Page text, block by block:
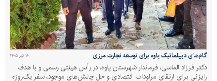
۱۶ تیر ۱۴۰۵ گام‌های دیپلماتیک پاوه برای توسعه تجارت مرزی
دکتر فرزاد الماسی، فرماندار شهرستان پاوه، در رأس هیئتی رسمی و با هدف
رایزنی برای ارتقای مراودات اقتصادی و حل چالش‌های موجود، سفر یک‌روزه